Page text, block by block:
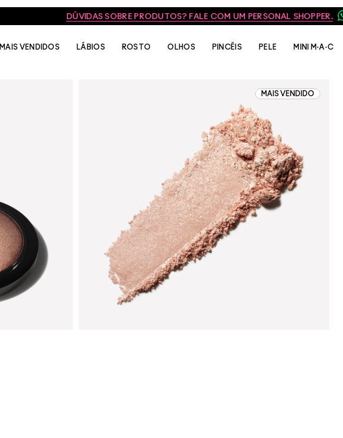
DÚVIDAS SOBRE PRODUTOS? FALE COM UM PERSONAL SHOPPER.
MAIS VENDIDOS LÁBIOS ROSTO OLHOS PINCÉIS PELE MINI M·A·C
MAIS VENDIDO